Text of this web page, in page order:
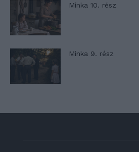
Minka 10. rész
Minka 9. rész